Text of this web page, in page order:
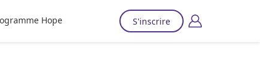
Hope S'inscrire